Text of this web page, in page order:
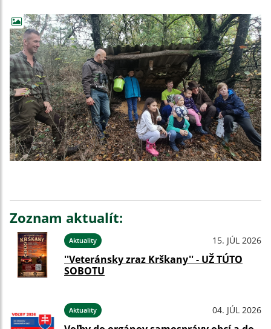
Zoznam aktualít:
Aktuality 15. JÚL 2026
''Veteránsky zraz Krškany'' - UŽ TÚTO
SOBOTU
Aktuality 04. JÚL 2026